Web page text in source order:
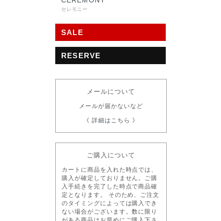
セレモニー
SALE
RESERVE
メールについて
メールが届かないなど
《 詳細はこちら 》
ご購入について
カートに商品を入れた時点では、
購入が確定しておりません。ご購
入手続きを完了した時点で商品確
定となります。 そのため、ご注文
のタイミングによっては購入でき
ない場合がございます。数に限り